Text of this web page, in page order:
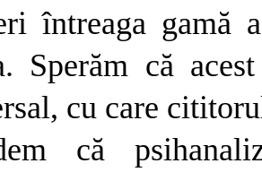
întreaga gamă
Sperăm că
cu care
că